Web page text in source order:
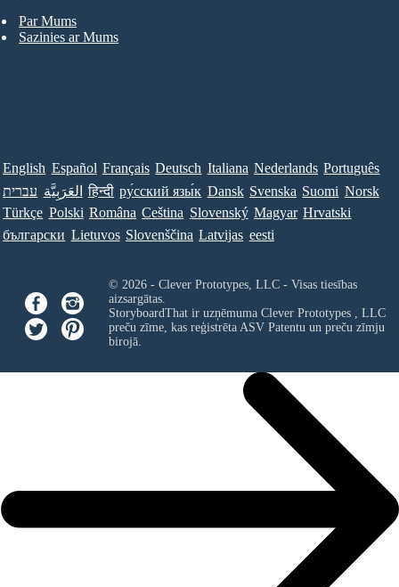
Par Mums
Sazinies ar Mums
English Español Français Deutsch Italiana Nederlands Português
עברית العَرَبِيَّة हिन्दी ру́сский язы́к Dansk Svenska Suomi Norsk
Türkçe Polski Româna Ceština Slovenský Magyar Hrvatski
български Lietuvos Slovenščina Latvijas eesti
© 2026 - Clever Prototypes, LLC - Visas tiesības
aizsargātas.
StoryboardThat ir uzņēmuma Clever Prototypes , LLC
preču zīme, kas reģistrēta ASV Patentu un preču zīmju
birojā.